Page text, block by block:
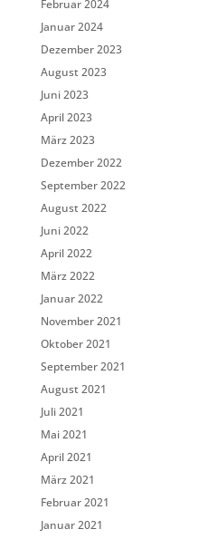
Februar 2024
Januar 2024
Dezember 2023
August 2023
Juni 2023
April 2023
März 2023
Dezember 2022
September 2022
August 2022
Juni 2022
April 2022
März 2022
Januar 2022
November 2021
Oktober 2021
September 2021
August 2021
Juli 2021
Mai 2021
April 2021
März 2021
Februar 2021
Januar 2021